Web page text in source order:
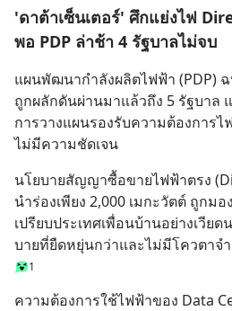
'ดาต้าเซ็นเตอร์' ศึกแย่งไฟ
พอ PDP ล่าช้า 4 รัฐบาลไม่จบ
แผนพัฒนากำลังผลิตไฟฟ้า (PDP)
ถูกผลักดันผ่านมาแล้วถึง 5 รัฐบาล
การวางแผนรองรับความต้องการไ
ไม่มีความชัดเจน
นโยบายสัญญาซื้อขายไฟฟ้าตรง
นำร่องเพียง 2,000 เมกะวัตต์ ถูกมอ
เปรียบประเทศเพื่อนบ้านอย่างเวีย
บายที่ยืดหยุ่นกว่าและไม่มีโควตาจ
1
ความต้องการใช้ไฟฟ้าของ Data